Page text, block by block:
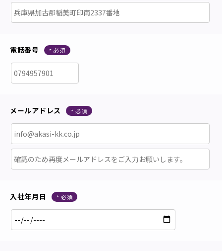
電話番号
メールアドレス
入社年月日